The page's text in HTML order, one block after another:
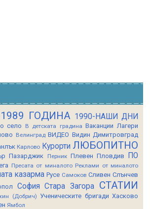
1989 ГОДИНА 1990-НАШИ ДНИ
село В детската градина Ваканции Лагери
Велинград ВИДЕО Видин Димитровград
Карлово Курорти ЛЮБОПИТНО
Пазарджик Перник Плевен Пловдив
ПО
Пресата от миналото Реклами от миналото
казарма Русе Самоков Сливен Слънчев
София Стара Загора СТАТИИ
(Добрич) Ученическите бригади Хасково
Ямбол